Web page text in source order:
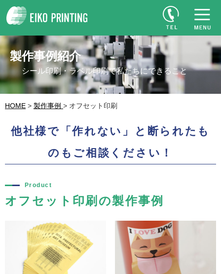
製作事例紹介
シール印刷・ラベル印刷で私たちにできること
HOME > 製作事例 > オフセット印刷
他社様で「作れない」と断られたも
のもご相談ください！
Product
オフセット印刷の製作事例